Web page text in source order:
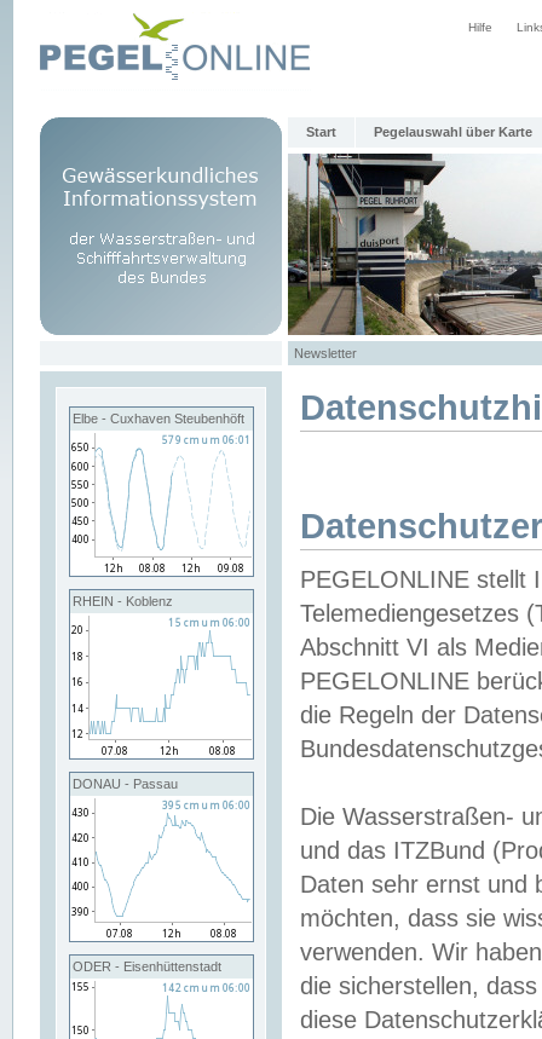
Hilfe
Start Pegelauswahl über Karte
Newsletter
Elbe - Cuxhaven Steubenhöft
RHEIN - Koblenz
DONAU - Passau
ODER - Eisenhüttenstadt
PEGELONLINE stellt
Telemediengesetzes
Abschnitt VI als
PEGELONLINE
die Regeln der
Die Wasserstraßen-
und das ITZBund
Daten sehr ernst und
möchten, dass sie
verwenden. Wir
die sicherstellen,
diese